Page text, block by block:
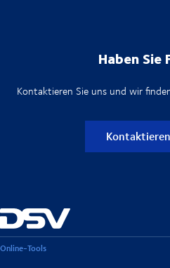
Haben Sie
Kontaktieren Sie uns und wir
Online-Tools